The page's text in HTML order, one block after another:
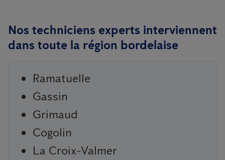
Nos techniciens experts interviennent
dans toute la région bordelaise
Ramatuelle
Gassin
Grimaud
Cogolin
La Croix-Valmer